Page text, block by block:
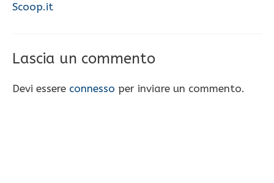
Scoop.it
Lascia un commento
Devi essere connesso per inviare un commento.